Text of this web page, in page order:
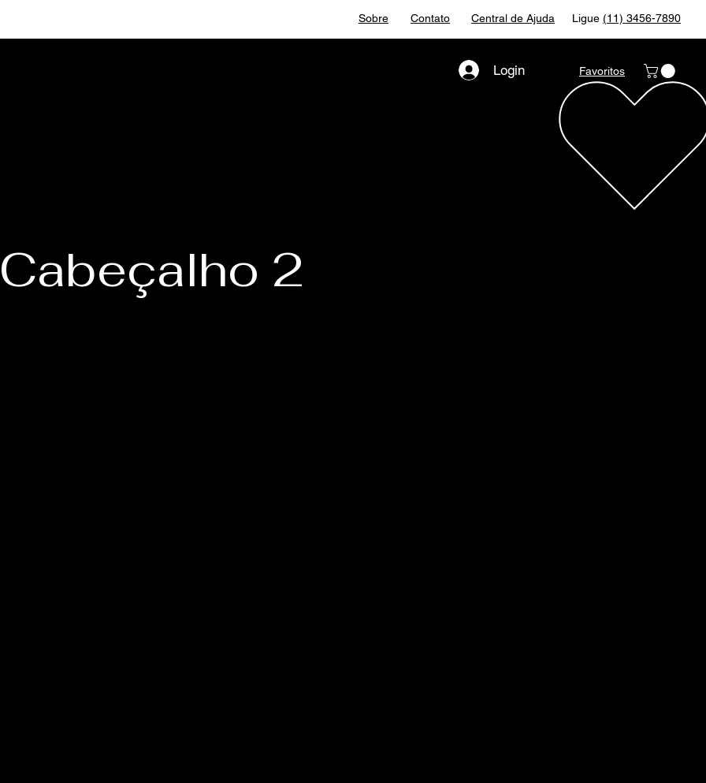
Sobre Contato Central de Ajuda Ligue (11) 3456-7890
Login Favoritos
Cabeçalho 2